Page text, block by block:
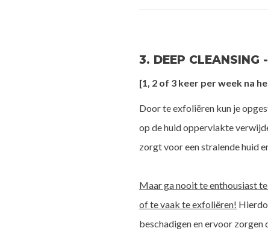
3. DEEP CLEANSING
[1, 2 of 3 keer per week na
Door te exfoliëren kun je
op de huid oppervlakte
zorgt voor een stralende huid
Maar ga nooit te enthousiast
of te vaak te exfoliëren!
beschadigen en ervoor